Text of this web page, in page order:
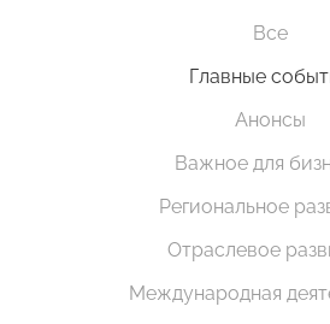
Все
Главные
Анонсы
Важное для
Региональное
Отраслевое
Международная